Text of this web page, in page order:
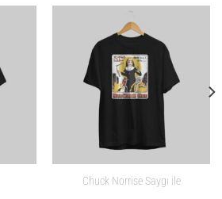
Chuck Norrise Saygı ile